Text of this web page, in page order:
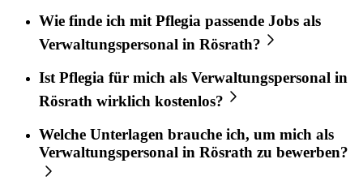
Wie finde ich mitPflegia passende Jobs als
Verwaltungspersonal in Rösrath?
Ist Pflegia für mich als Verwaltungspersonal in
Rösrath wirklich kostenlos?
Welche Unterlagen brauche ich, um mich als
Verwaltungspersonal in Rösrath zu bewerben?